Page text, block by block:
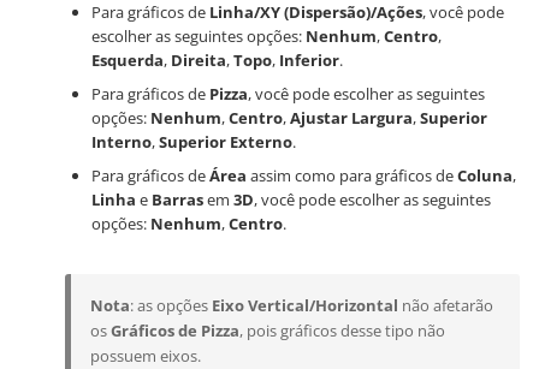
Para gráficos de Linha/XY (Dispersão)/Ações, você pode
escolher as seguintes opções: Nenhum,Centro,
Esquerda, Direita,Topo, Inferior.
Para gráficos de Pizza, você pode escolher as seguintes
opções: Nenhum,Centro,Ajustar Largura,Superior
Interno,Superior Externo.
Para gráficos deÁrea assim como para gráficos deColuna,
Linha e Barrasem 3D, você pode escolher as seguintes
opções: Nenhum,Centro.
Nota: as opções Eixo Vertical/Horizontal não afetarão
osGráficos de Pizza, pois gráficos desse tipo não
possuem eixos.